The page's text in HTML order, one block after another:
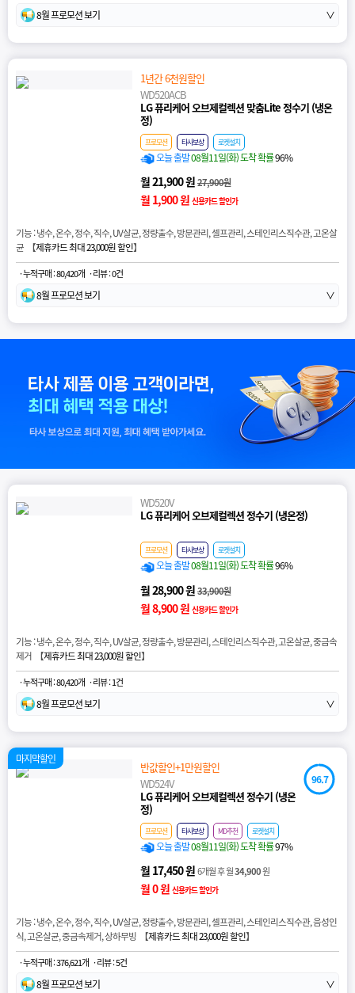
8월 프로모션 보기 ∨
1년간 6천원할인
WD520ACB
LG 퓨리케어 오브제컬렉션 맞춤Lite 정수기 (냉온
정)
프로모션 타사보상 로켓설치
오늘 출발08월11일(화) 도착 확률96%
월 21,900 원27,900원
월 1,900 원 신용카드 할인가
기능 : 냉수, 온수, 정수, 직수, UV살균, 정량출수, 방문관리, 셀프관리, 스테인리스직수관, 고온살
균 【제휴카드 최대 23,000원 할인】
· 누적구매 : 80,420개 · 리뷰 : 0건
8월 프로모션 보기 ∨
WD520V
LG 퓨리케어 오브제컬렉션 정수기 (냉온정)
프로모션 타사보상 로켓설치
오늘 출발08월11일(화) 도착 확률96%
월 28,900 원33,900원
월 8,900 원 신용카드 할인가
기능 : 냉수, 온수, 정수, 직수, UV살균, 정량출수, 방문관리, 스테인리스직수관, 고온살균, 중금속
제거 【제휴카드 최대 23,000원 할인】
· 누적구매 : 80,420개 · 리뷰 : 1건
8월 프로모션 보기 ∨
마지막할인
96.7
반값할인+1만원할인
WD524V
LG 퓨리케어 오브제컬렉션 정수기 (냉온
정)
프로모션 타사보상 MD추천 로켓설치
오늘 출발08월11일(화) 도착 확률97%
월 17,450 원6개월 후 월34,900원
월 0 원 신용카드 할인가
기능 : 냉수, 온수, 정수, 직수, UV살균, 정량출수, 방문관리, 셀프관리, 스테인리스직수관, 음성인
식, 고온살균, 중금속제거, 상하무빙 【제휴카드 최대 23,000원 할인】
· 누적구매 : 376,621개 · 리뷰 : 5건
8월 프로모션 보기 ∨